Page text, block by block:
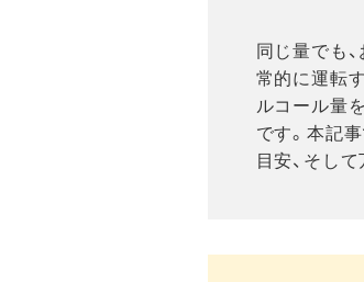
同じ量でも
常的に運転
ルコール量
です。本記
目安、そし